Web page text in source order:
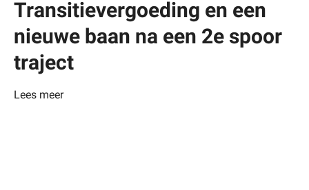
Transitievergoeding en een
nieuwe baan na een 2e spoor
traject
Lees meer